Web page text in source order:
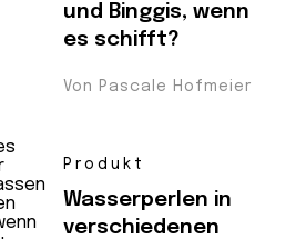
und Binggis, wenn
es schifft?
Von Pascale Hofmeier
Produkt
Wasserperlen in
verschiedenen